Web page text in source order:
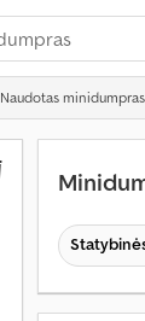
Naudotas minidumpras